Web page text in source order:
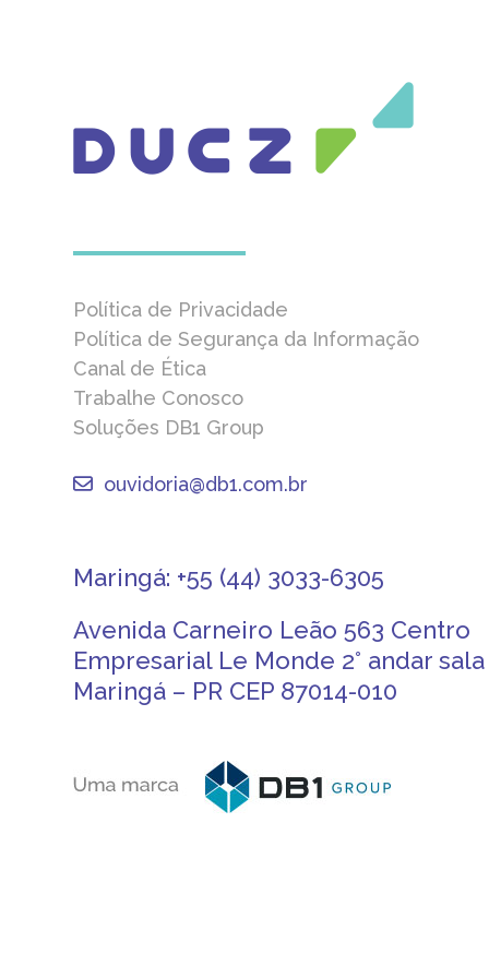
Política de Privacidade
Política de Segurança da Informação
Canal de Ética
Trabalhe Conosco
Soluções DB1 Group
ouvidoria@db1.com.br
Maringá: +55 (44) 3033-6305
Avenida Carneiro Leão 563 Centro
Empresarial Le Monde 2° andar sala
Maringá – PR CEP 87014-010